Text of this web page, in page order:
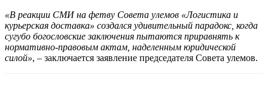
«В реакции СМИ на фетву Совета улемов «Логистика и
курьерская доставка» создался удивительный парадокс, когда
сугубо богословские заключения пытаются приравнять к
нормативно-правовым актам, наделенным юридической
силой», – заключается заявление председателя Совета улемов.